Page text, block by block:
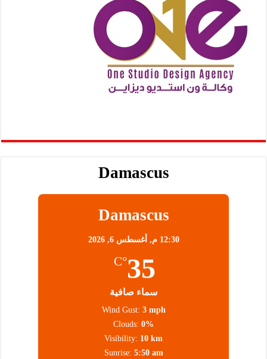
Damascus
Damascus
12:30 م, أغسطس 6, 2026
35
°C
سماء صافية
Wind Gust: 3 mph
Clouds: 0%
Visibility: 10 km
Sunrise: 5:50 am